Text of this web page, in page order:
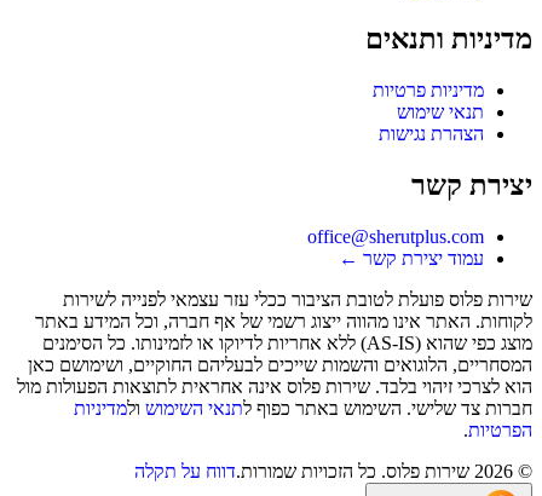
מדיניות ותנאים
מדיניות פרטיות
תנאי שימוש
הצהרת נגישות
יצירת קשר
office@sherutplus.com
עמוד יצירת קשר ←
שירות פלוס פועלת לטובת הציבור ככלי עזר עצמאי לפנייה לשירות
לקוחות. האתר אינו מהווה ייצוג רשמי של אף חברה, וכל המידע באתר
מוצג כפי שהוא (AS-IS) ללא אחריות לדיוקו או לזמינותו. כל הסימנים
המסחריים, הלוגואים והשמות שייכים לבעליהם החוקיים, ושימושם כאן
הוא לצרכי זיהוי בלבד. שירות פלוס אינה אחראית לתוצאות הפעולות מול
חברות צד שלישי. השימוש באתר כפוף לתנאי השימוש ולמדיניות
הפרטיות.
©
2026 שירות פלוס. כל הזכויות שמורות.דווח על תקלה